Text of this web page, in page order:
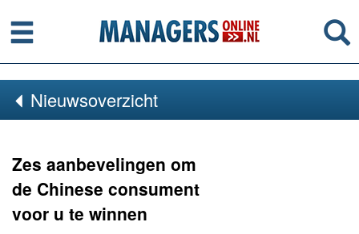
Menu
Nieuwsoverzicht
Zes aanbevelingen om
de Chinese consument
voor u te winnen